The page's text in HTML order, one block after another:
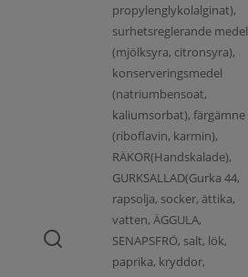
propylenglykolalginat),
surhetsreglerande medel
(mjölksyra, citronsyra),
konserveringsmedel
(natriumbensoat,
kaliumsorbat), färgämne
(riboflavin, karmin),
RÄKOR(Handskalade),
GURKSALLAD(Gurka 44,
rapsolja, socker, ättika,
vatten, ÄGGULA,
SENAPSFRÖ, salt, lök,
paprika, kryddor,